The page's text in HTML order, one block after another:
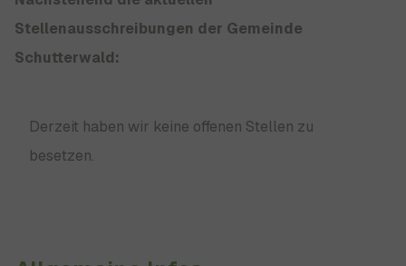
Stellenausschreibungen der Gemeinde
Schutterwald:
Derzeit haben wir keine offenen Stellen zu
besetzen.